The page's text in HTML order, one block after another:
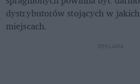
dystrybutorów stojących w
miejscach.
REKLAMA